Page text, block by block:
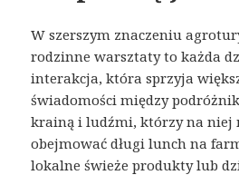
W szerszym znaczeniu
rodzinne warsztaty to każda
interakcja, która sprzyja
świadomości między
krainą i ludźmi, którzy na niej
obejmować długi lunch na
lokalne świeże produkty lub